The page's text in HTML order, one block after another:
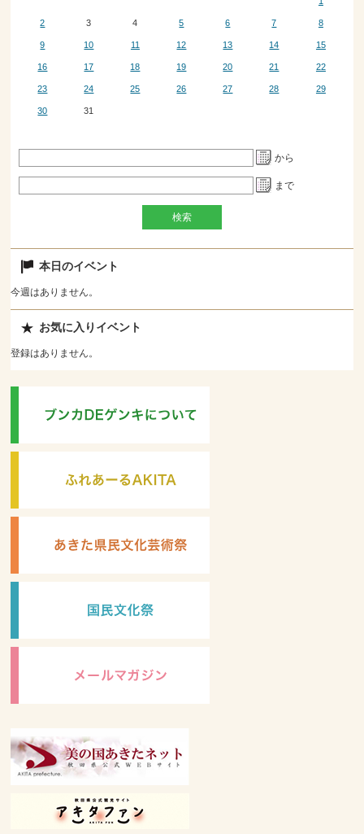
2 3 4 5 6 7 8
9 10 11 12 13 14 15
16 17 18 19 20 21 22
23 24 25 26 27 28 29
30 31
から
まで
本日のイベント
今週はありません。
お気に入りイベント
登録はありません。